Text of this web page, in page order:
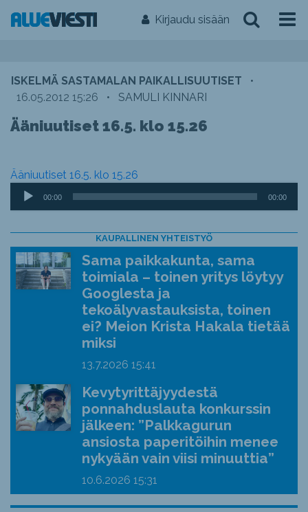
Kirjaudu sisään
ISKELMÄ SASTAMALAN PAIKALLISUUTISET
•
16.05.2012 15:26
• SAMULI KINNARI
Ääniuutiset 16.5. klo 15.26
Ääniuutiset 16.5. klo 15.26
Äänitoistin
00:00 00:00
KAUPALLINEN YHTEISTYÖ
Sama paikkakunta, sama
toimiala – toinen yritys löytyy
Googlesta ja
tekoälyvastauksista, toinen
ei? Meion Krista Hakala tietää
miksi
13.7.2026 15:41
Kevytyrittäjyydestä
ponnahduslauta konkurssin
jälkeen: ”Palkkagurun
ansiosta paperitöihin menee
nykyään vain viisi minuuttia”
10.6.2026 15:31